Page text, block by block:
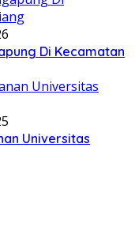
Di Kecamatan
Universitas